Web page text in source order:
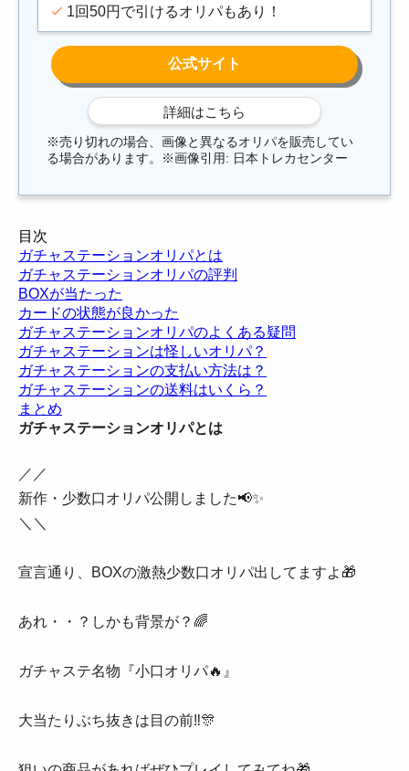
1回50円で引けるオリパもあり！
※売り切れの場合、画像と異なるオリパを販売してい
る場合があります。※画像引用: 日本トレカセンター
目次
ガチャステーションオリパとは
ガチャステーションオリパの評判
BOXが当たった
カードの状態が良かった
ガチャステーションオリパのよくある疑問
ガチャステーションは怪しいオリパ？
ガチャステーションの支払い方法は？
ガチャステーションの送料はいくら？
まとめ
ガチャステーションオリパとは
／／
新作・少数口オリパ公開しました📢✨
＼＼
宣言通り、BOXの激熱少数口オリパ出してますよ🎁
あれ・・？しかも背景が？🌈
ガチャステ名物『小口オリパ🔥』
大当たりぶち抜きは目の前‼🎊